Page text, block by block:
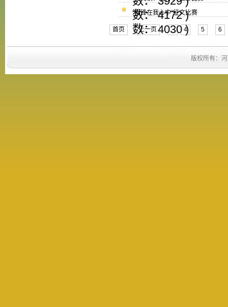
数： 4172 )
“雷锋在我心中”征文比赛
数： 4030 )
首页 上一页 ... 4 5 6
版权所有：